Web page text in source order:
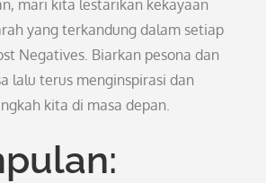
mari kita lestarikan kekayaan
yang terkandung dalam setiap
Negatives. Biarkan pesona dan
lalu terus menginspirasi dan
kita di masa depan.